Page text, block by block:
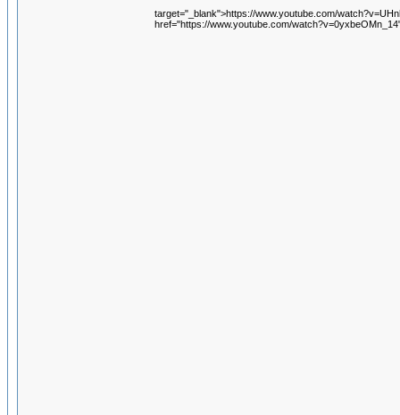
target="_blank">https://www.youtube.com/
href="https://www.youtube.com/